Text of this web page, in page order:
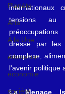
Planète
Arts
A la Une
éducation
économie
société
internationaux
tensions au
dressé par les
complexe,
l'avenir politique
La Menace